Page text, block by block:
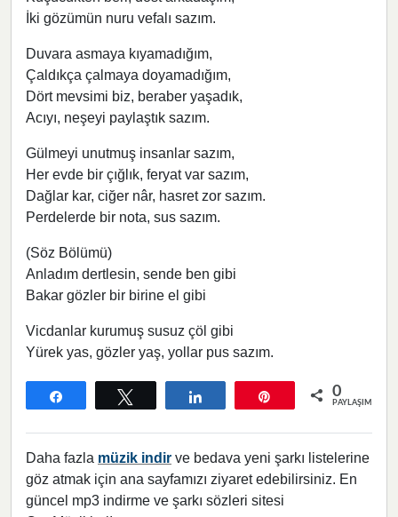
İki gözümün nuru vefalı sazım.
Duvara asmaya kıyamadığım,
Çaldıkça çalmaya doyamadığım,
Dört mevsimi biz, beraber yaşadık,
Acıyı, neşeyi paylaştık sazım.
Gülmeyi unutmuş insanlar sazım,
Her evde bir çığlık, feryat var sazım,
Dağlar kar, ciğer nâr, hasret zor sazım.
Perdelerde bir nota, sus sazım.
(Söz Bölümü)
Anladım dertlesin, sende ben gibi
Bakar gözler bir birine el gibi
Vicdanlar kurumuş susuz çöl gibi
Yürek yas, gözler yaş, yollar pus sazım.
0
PAYLAŞIMLAR
Daha fazla müzik indir ve bedava yeni şarkı listelerine
göz atmak için ana sayfamızı ziyaret edebilirsiniz. En
güncel mp3 indirme ve şarkı sözleri sitesi